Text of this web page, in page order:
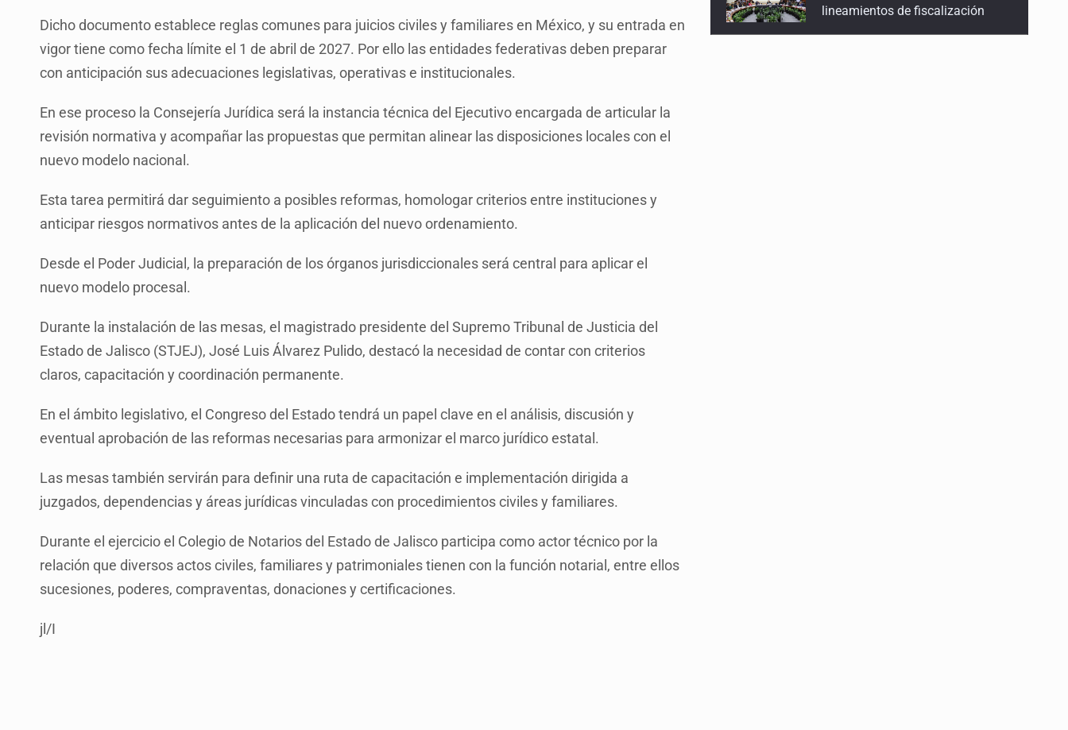
Dicho documento establece reglas comunes para juicios civiles y familiares en México, y su entrada en
vigor tiene como fecha límite el 1 de abril de 2027. Por ello las entidades federativas deben preparar
con anticipación sus adecuaciones legislativas, operativas e institucionales.
En ese proceso la Consejería Jurídica será la instancia técnica del Ejecutivo encargada de articular la
revisión normativa y acompañar las propuestas que permitan alinear las disposiciones locales con el
nuevo modelo nacional.
Esta tarea permitirá dar seguimiento a posibles reformas, homologar criterios entre instituciones y
anticipar riesgos normativos antes de la aplicación del nuevo ordenamiento.
Desde el Poder Judicial, la preparación de los órganos jurisdiccionales será central para aplicar el
nuevo modelo procesal.
Durante la instalación de las mesas, el magistrado presidente del Supremo Tribunal de Justicia del
Estado de Jalisco (STJEJ), José Luis Álvarez Pulido, destacó la necesidad de contar con criterios
claros, capacitación y coordinación permanente.
En el ámbito legislativo, el Congreso del Estado tendrá un papel clave en el análisis, discusión y
eventual aprobación de las reformas necesarias para armonizar el marco jurídico estatal.
Las mesas también servirán para definir una ruta de capacitación e implementación dirigida a
juzgados, dependencias y áreas jurídicas vinculadas con procedimientos civiles y familiares.
Durante el ejercicio el Colegio de Notarios del Estado de Jalisco participa como actor técnico por la
relación que diversos actos civiles, familiares y patrimoniales tienen con la función notarial, entre ellos
sucesiones, poderes, compraventas, donaciones y certificaciones.
jl/I